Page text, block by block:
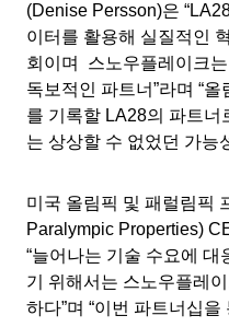
(Denise Persson)은
이터를 활용해 실질적인
회이며 스노우플레이크
독보적인 파트너”라며 “
를 기록할 LA28의 파트너
는 상상할 수 없었던 가능
미국 올림픽 및 패럴림픽
Paralympic Properties)
“늘어나는 기술 수요에
기 위해서는 스노우플레
하다”며 “이번 파트너십